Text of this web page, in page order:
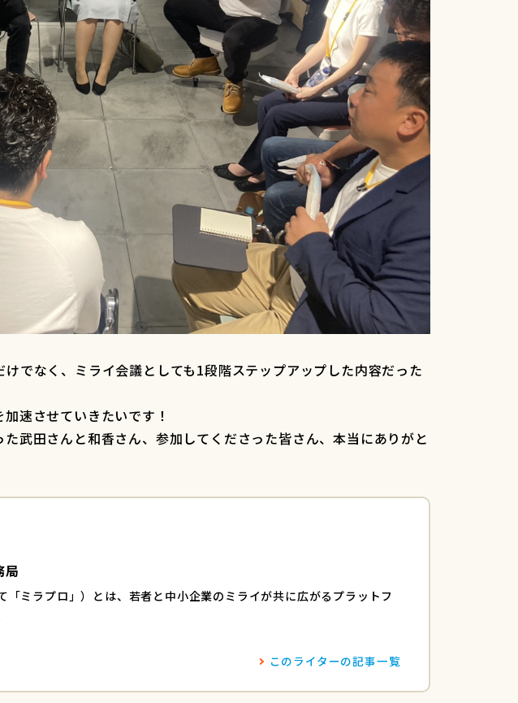
でなく、ミライ会議としても1段階ステップアップした内容だった
速させていきたいです！
武田さんと和香さん、参加してくださった皆さん、本当にありがと
局
「ミラプロ」）とは、若者と中小企業のミライが共に広がるプラットフ
このライターの記事一覧